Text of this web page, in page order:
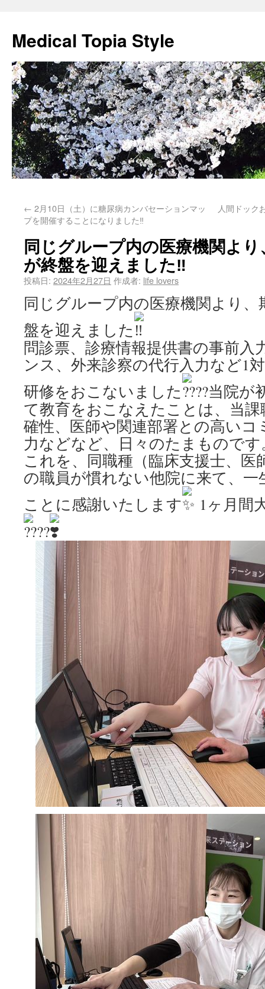
Medical Topia Style
← 2月10日（土）に糖尿病カンバセーションマッ
プを開催することになりました‼️
人間ドック
同じグループ内の医療機関よ
が終盤を迎えました‼️
投稿日: 2024年2月27日 作成者: life lovers
同じグループ内の医療機関より
盤を迎えました
問診票、診療情報提供書の事前入
ンス、外来診察の代行入力など1
研修をおこないました
当院が
て教育をおこなえたことは、当
確性、医師や関連部署との高い
力などなど、日々のたまものです
これを、同職種（臨床支援士、医
の職員が慣れない他院に来て、
ことに感謝いたします
1ヶ月間